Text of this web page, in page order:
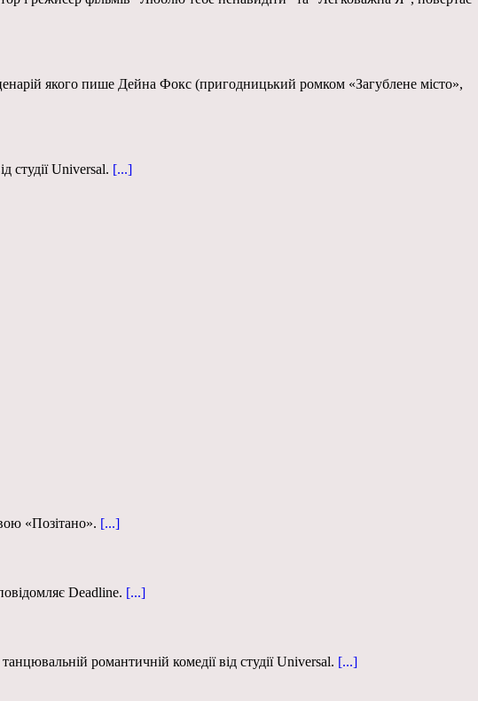
якого пише Дейна Фокс (пригодницький ромком «Загублене місто»,
студії Universal. [...]
«Позітано». [...]
Deadline. [...]
романтичній комедії від студії Universal. [...]